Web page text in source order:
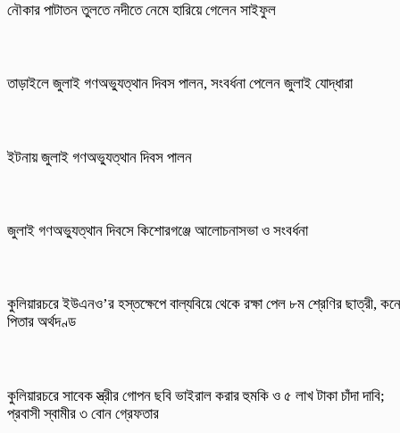
নৌকার পাটাতন তুলতে নদীতে নেমে হারিয়ে গেলেন সাইফুল
তাড়াইলে জুলাই গণঅভ্যুত্থান দিবস পালন, সংবর্ধনা পেলেন জুলাই যোদ্ধারা
ইটনায় জুলাই গণঅভ্যুত্থান দিবস পালন
জুলাই গণঅভ্যুত্থান দিবসে কিশোরগঞ্জে আলোচনাসভা ও সংবর্ধনা
কুলিয়ারচরে ইউএনও’র হস্তক্ষেপে বাল্যবিয়ে থেকে রক্ষা পেল ৮ম শ্রেণির ছাত্রী,
পিতার অর্থদণ্ড
কুলিয়ারচরে সাবেক স্ত্রীর গোপন ছবি ভাইরাল করার হুমকি ও ৫ লাখ টাকা চাঁদা দাবি;
প্রবাসী স্বামীর ৩ বোন গ্রেফতার